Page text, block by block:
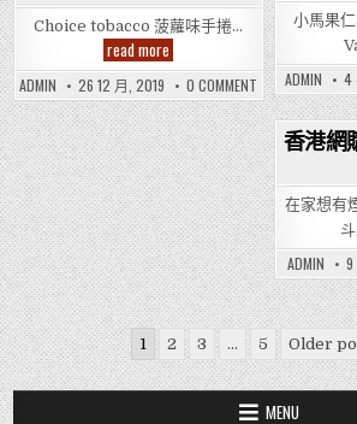
小馬果
ADMIN 4
Choice tobacco 菠蘿味手捲…
read more
蘿
味
手
捲
煙
絲,Pineapple
Rolling
Tobacco
ADMIN 26 12 月, 2019 0 COMMENT ON
菠
蘿
味
手
捲
煙
絲,PINEAPPLE
ROLLING
TOBACCO
in
香港網
在家想有
ADMIN
Posts
pagination
1 2 3 ... 5 Older
MENU